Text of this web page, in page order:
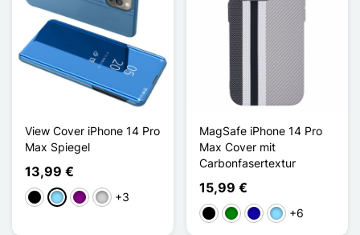
View Cover iPhone 14 Pro
Max Spiegel
13,99 €
Schwarz
HellblauViolettSilber
+3
MagSafe iPhone 14 Pro
Max Cover mit
Carbonfasertextur
15,99 €
Schwarz
GrünDunkelblau
Hellblau
+6